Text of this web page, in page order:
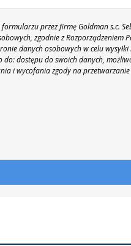
przez firmę Goldman s.c.
zgodnie z Rozporządzeniem
danych osobowych w celu
dostępu do swoich danych,
i wycofania zgody na